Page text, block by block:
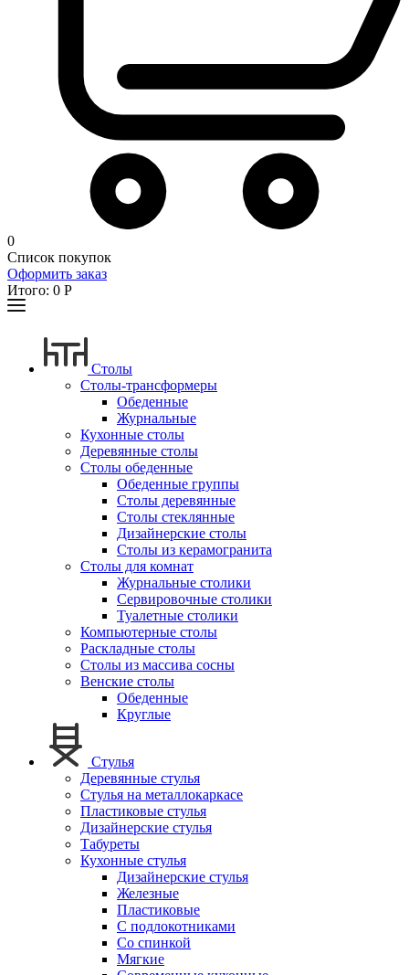
0
Список покупок
Оформить заказ
Итого: 0 Р
Столы
Столы-трансформеры
Обеденные
Журнальные
Кухонные столы
Деревянные столы
Столы обеденные
Обеденные группы
Столы деревянные
Столы стеклянные
Дизайнерские столы
Столы из керамогранита
Столы для комнат
Журнальные столики
Сервировочные столики
Туалетные столики
Компьютерные столы
Раскладные столы
Столы из массива сосны
Венские столы
Обеденные
Круглые
Стулья
Деревянные стулья
Стулья на металлокаркасе
Пластиковые стулья
Дизайнерские стулья
Табуреты
Кухонные стулья
Дизайнерские стулья
Железные
Пластиковые
С подлокотниками
Со спинкой
Мягкие